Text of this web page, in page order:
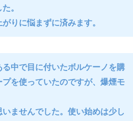
。
りに悩まずに済みます。
中で目に付いたボルケーノを購
を使っていたのですが、爆煙モ
ませんでした。使い始めは少し